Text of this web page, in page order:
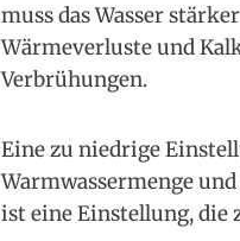
muss das Wasser
Wärmeverluste und
Verbrühungen.
Eine zu niedrige
Warmwassermenge
ist eine Einstellung, die